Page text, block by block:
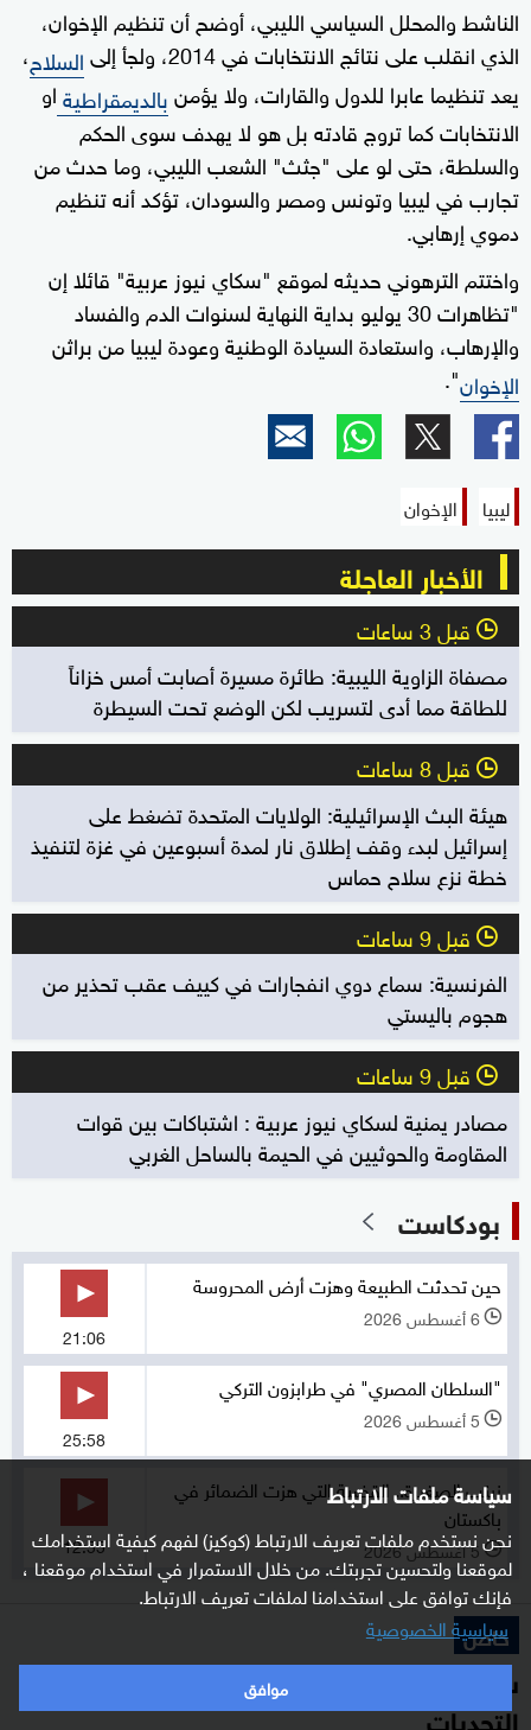
سياسة ملفات الارتباط
نحن نستخدم ملفات تعريف الارتباط (كوكيز) لفهم كيفية استخدامك
لموقعنا ولتحسين تجربتك. من خلال الاستمرار في استخدام موقعنا ،
فإنك توافق على استخدامنا لملفات تعريف الارتباط.
سياسية الخصوصية
موافق
الناشط والمحلل السياسي الليبي، أوضح أن تنظيم الإخوان،
الذي انقلب على نتائج الانتخابات في 2014، ولجأ إلى
السلاح،
يعد تنظيما عابرا للدول والقارات، ولا يؤمنبالديمقراطيةاو
الانتخابات كما تروج قادته بل هو لا يهدف سوى الحكم
والسلطة، حتى لو على "جثث" الشعب الليبي، وما حدث من
تجارب في ليبيا وتونس ومصر والسودان، تؤكد أنه تنظيم
دموي إرهابي.
واختتم الترهوني حديثه لموقع "سكاي نيوز عربية" قائلا إن
"تظاهرات 30 يوليو بداية النهاية لسنوات الدم والفساد
والإرهاب، واستعادة السيادة الوطنية وعودة ليبيا من براثن
الإخوان".
ليبيا الإخوان
الأخبار العاجلة
l قبل 3 ساعات
مصفاة الزاوية الليبية: طائرة مسيرة أصابت أمس خزاناً
للطاقة مما أدى لتسريب لكن الوضع تحت السيطرة
l قبل 8 ساعات
هيئة البث الإسرائيلية: الولايات المتحدة تضغط على
إسرائيل لبدء وقف إطلاق نار لمدة أسبوعين في غزة لتنفيذ
خطة نزع سلاح حماس
l قبل 9 ساعات
الفرنسية: سماع دوي انفجارات في كييف عقب تحذير من
هجوم باليستي
l قبل 9 ساعات
مصادر يمنية لسكاي نيوز عربية : اشتباكات بين قوات
المقاومة والحوثيين في الحيمة بالساحل الغربي
بودكاست
حين تحدثت الطبيعة وهزت أرض المحروسة
l 6 أغسطس 2026
21:06
"السلطان المصري" في طرابزون التركي
l 5 أغسطس 2026
25:58
زينب الصغيرة.. القضية التي هزت الضمائر في
باكستان
l 5 أغسطس 2026 12:55
خاص
سفير أميركا لدى بغداد: ندعم العراق بمواجهة
التحديات